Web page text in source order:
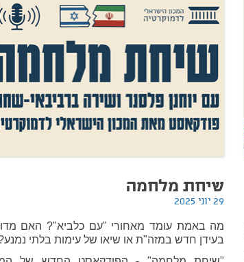
שיחת מלחמה
29 יוני 2025
מה באמת עומד מאחורי "עם כלביא"? האם
בעידן חדש במזה"ת או שיאו של עימות בלתי